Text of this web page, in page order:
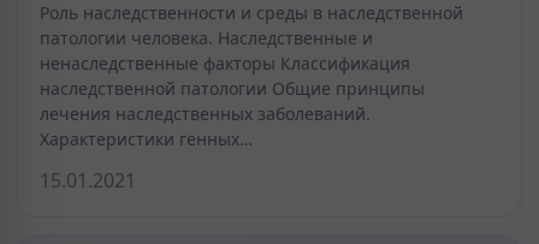
Роль наследственности и среды в наследственной
патологии человека. Наследственные и
ненаследственные факторы Классификация
наследственной патологии Общие принципы
лечения наследственных заболеваний.
Характеристики генных…
15.01.2021